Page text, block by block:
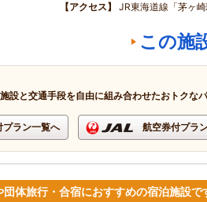
アクセス
JR東海道線「茅ヶ
この施
設と交通手段を自由に組み合わせたおトクな
ラン一覧へ 航空券付プラ
体旅行・合宿におすすめの宿泊施設で